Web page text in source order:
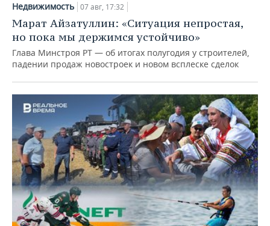
Недвижимость 07 авг, 17:32
Марат Айзатуллин: «Ситуация непростая,
но пока мы держимся устойчиво»
Глава Минстроя РТ — об итогах полугодия у строителей,
падении продаж новостроек и новом всплеске сделок